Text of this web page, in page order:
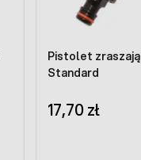
Pistolet
Standard
17,70 zł